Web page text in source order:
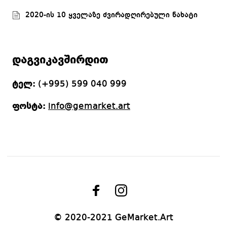
2020-ის 10 ყველაზე ძვირადღირებული ნახატი
დაგვიკავშირდით
ტელ: (+995) 599 040 999
ფოსტა: info@gemarket.art
© 2020-2021 GeMarket.Art